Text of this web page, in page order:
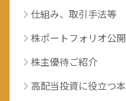
仕組み、取引手法等
株ポートフォリオ公開
株主優待ご紹介
高配当投資に役立つ本